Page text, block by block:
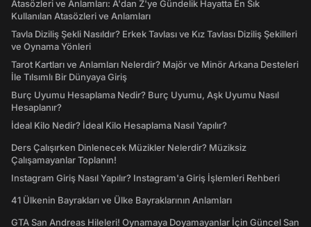
Atasözleri ve Anlamları: A'dan Z'ye Gündelik Hayatta En Sık
Kullanılan Atasözleri ve Anlamları
Tavla Diziliş Şekli Nasıldır? Erkek Tavlası ve Kız Tavlası Diziliş Şekilleri
ve Oynama Yönleri
Tarot Kartları ve Anlamları Nelerdir? Majör ve Minör Arkana Desteleri
İle Tılsımlı Bir Dünyaya Giriş
Burç Uyumu Hesaplama Nedir? Burç Uyumu, Aşk Uyumu Nasıl
Hesaplanır?
İdeal Kilo Nedir? İdeal Kilo Hesaplama Nasıl Yapılır?
Ders Çalışırken Dinlenecek Müzikler Nelerdir? Müziksiz
Çalışamayanlar Toplanın!
Instagram Giriş Nasıl Yapılır? Instagram'a Giriş İşlemleri Rehberi
41 Ülkenin Bayrakları ve Ülke Bayraklarının Anlamları
GTA San Andreas Hileleri! Oynamaya Doyamayanlar İçin Güncel San